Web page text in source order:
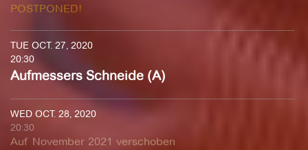
POSTPONED!
TUE OCT. 27, 2020
20:30
Aufmessers Schneide (A)
WED OCT. 28, 2020
20:30
Auf November 2021 verschoben